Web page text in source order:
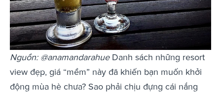
Nguồn: @anamandarahueDanh sách những resort
view đẹp, giá “mềm” này đã khiến bạn muốn khởi
động mùa hè chưa? Sao phải chịu đựng cái nắng